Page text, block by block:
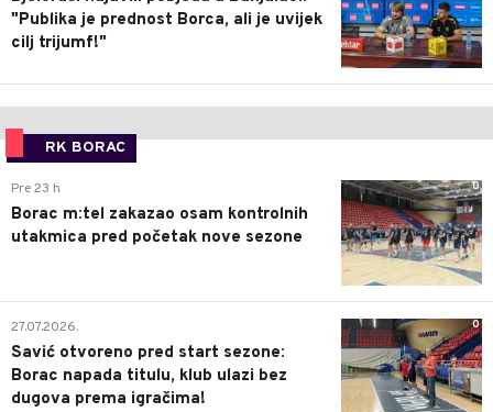
"Publika je prednost Borca, ali je uvijek
cilj trijumf!"
RK BORAC
0
Pre 23 h
Borac m:tel zakazao osam kontrolnih
utakmica pred početak nove sezone
0
27.07.2026.
Savić otvoreno pred start sezone:
Borac napada titulu, klub ulazi bez
dugova prema igračima!